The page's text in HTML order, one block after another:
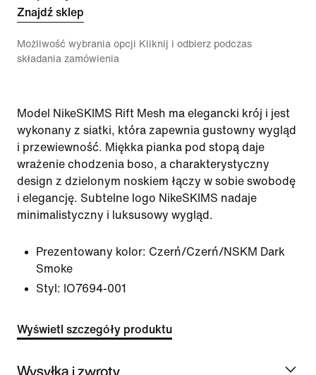
Znajdź sklep
Możliwość wybrania opcji Kliknij i odbierz podczas
składania zamówienia
Model NikeSKIMS Rift Mesh ma elegancki krój i jest
wykonany z siatki, która zapewnia gustowny wygląd
i przewiewność. Miękka pianka pod stopą daje
wrażenie chodzenia boso, a charakterystyczny
design z dzielonym noskiem łączy w sobie swobodę
i elegancję. Subtelne logo NikeSKIMS nadaje
minimalistyczny i luksusowy wygląd.
Prezentowany kolor: Czerń/Czerń/NSKM Dark
Smoke
Styl: IO7694-001
Wyświetl szczegóły produktu
Wysyłka i zwroty